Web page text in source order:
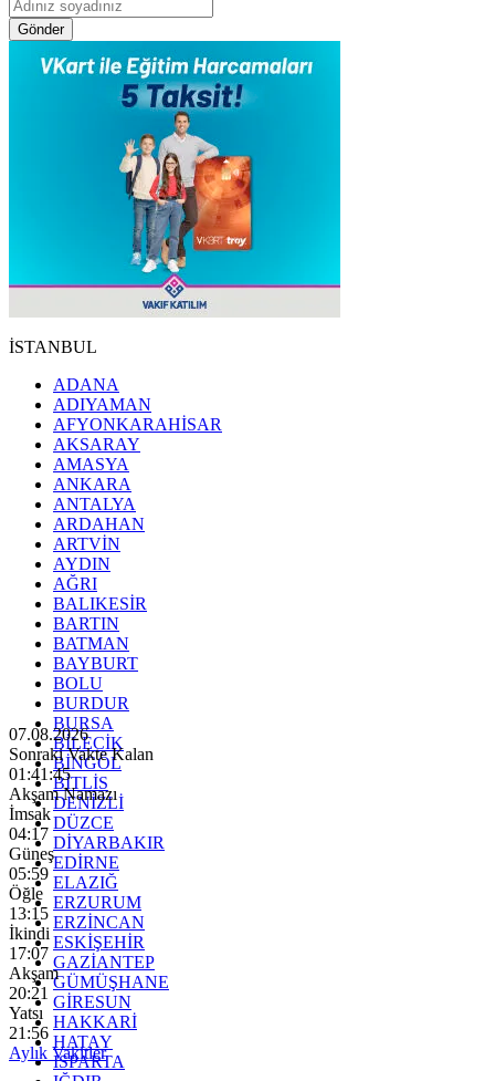
Gönder
İSTANBUL
ADANA
ADIYAMAN
AFYONKARAHİSAR
AKSARAY
AMASYA
ANKARA
ANTALYA
ARDAHAN
ARTVİN
AYDIN
AĞRI
BALIKESİR
BARTIN
BATMAN
BAYBURT
BOLU
BURDUR
BURSA
BİLECİK
BİNGÖL
BİTLİS
DENİZLİ
DÜZCE
DİYARBAKIR
EDİRNE
ELAZIĞ
ERZURUM
ERZİNCAN
ESKİŞEHİR
GAZİANTEP
GÜMÜŞHANE
GİRESUN
HAKKARİ
HATAY
ISPARTA
07.08.2026
Sonraki Vakte Kalan
01:41:44
Akşam Namazı
İmsak
04:17
Güneş
05:59
Öğle
13:15
İkindi
17:07
Akşam
20:21
Yatsı
21:56
Aylık Vakitler